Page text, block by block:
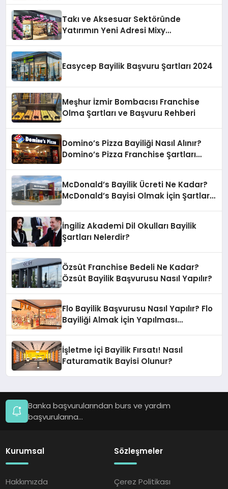
Takı ve Aksesuar Sektöründe
Yatırımın Yeni Adresi Mixy
Easycep Bayilik Başvuru Şartları 2024
Meşhur İzmir Bombacısı Franchise
Olma Şartları ve Başvuru Rehberi
Domino’s Pizza Bayiliği Nasıl Alınır?
Domino’s Pizza Franchise Şartları
McDonald’s Bayilik Ücreti Ne Kadar?
McDonald’s Bayisi Olmak İçin Şartlar
İngiliz Akademi Dil Okulları Bayilik
Şartları Nelerdir?
Özsüt Franchise Bedeli Ne Kadar?
Özsüt Bayilik Başvurusu Nasıl Yapılır?
Flo Bayilik Başvurusu Nasıl Yapılır? Flo
Bayiliği Almak İçin Yapılması
İşletme İçi Bayilik Fırsatı! Nasıl
Faturamatik Bayisi Olunur?
Banka başvurularından burs ve yardım
başvurularına...
Kurumsal
Hakkımızda
Sözleşmeler
Çerez Politikası